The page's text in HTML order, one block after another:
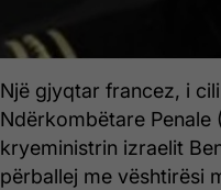
Një gjyqtar francez, i
Ndërkombëtare Penale
kryeministrin izraelit
përballej me vështirësi